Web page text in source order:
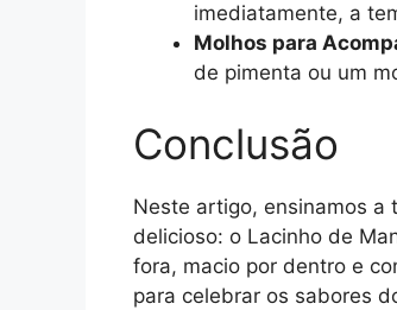
imediatamente, a
Molhos para
de pimenta ou um
Conclusão
Neste artigo, ensinamos a
delicioso: o Lacinho de
fora, macio por dentro e
para celebrar os sabores